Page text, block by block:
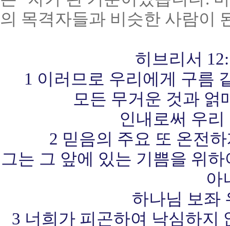
의 목격자들과 비슷한 사람이
히브리서
1 이러므로 우리에게 구름
모든 무거운 것과 얽
인내로써 우
2 믿음의 주요 또 온전
그는 그 앞에 있는 기쁨을 위
아
하나님 보좌
3 너희가 피곤하여 낙심하지